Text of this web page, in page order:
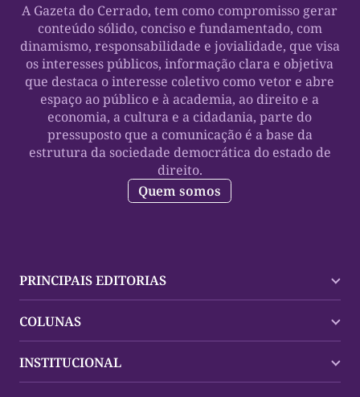
A Gazeta do Cerrado, tem como compromisso gerar
conteúdo sólido, conciso e fundamentado, com
dinamismo, responsabilidade e jovialidade, que visa
os interesses públicos, informação clara e objetiva
que destaca o interesse coletivo como vetor e abre
espaço ao público e à academia, ao direito e a
economia, a cultura e a cidadania, parte do
pressuposto que a comunicação é a base da
estrutura da sociedade democrática do estado de
direito.
Quem somos
PRINCIPAIS EDITORIAS
Palmas
Mundo
COLUNAS
Policial
INSTITUCIONAL